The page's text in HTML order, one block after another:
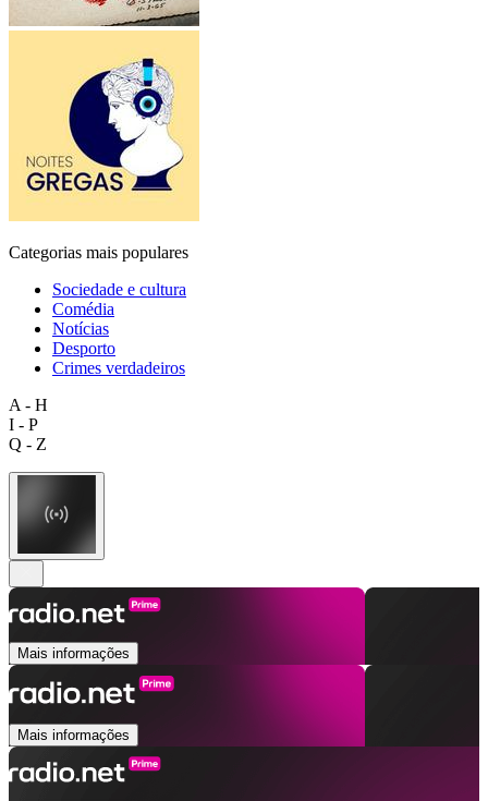
Categorias mais populares
Sociedade e cultura
Comédia
Notícias
Desporto
Crimes verdadeiros
A - H
I - P
Q - Z
Mais informações
Mais informações